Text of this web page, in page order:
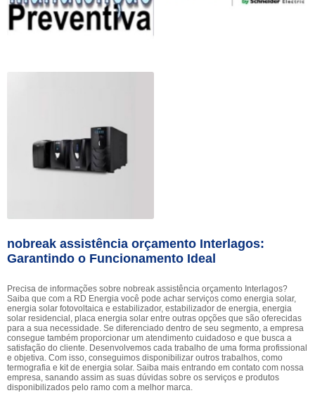
nobreak assistência orçamento Interlagos:
Garantindo o Funcionamento Ideal
Precisa de informações sobre nobreak assistência orçamento Interlagos?
Saiba que com a RD Energia você pode achar serviços como energia solar,
energia solar fotovoltaica e estabilizador, estabilizador de energia, energia
solar residencial, placa energia solar entre outras opções que são oferecidas
para a sua necessidade. Se diferenciado dentro de seu segmento, a empresa
consegue também proporcionar um atendimento cuidadoso e que busca a
satisfação do cliente. Desenvolvemos cada trabalho de uma forma profissional
e objetiva. Com isso, conseguimos disponibilizar outros trabalhos, como
termografia e kit de energia solar. Saiba mais entrando em contato com nossa
empresa, sanando assim as suas dúvidas sobre os serviços e produtos
disponibilizados pelo ramo com a melhor marca.